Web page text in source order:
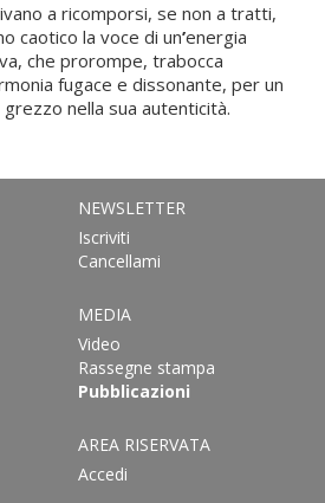
a ricomporsi, se non a tratti,
caotico la voce di un’energia
che prorompe, trabocca
fugace e dissonante, per un
nella sua autenticità.
NEWSLETTER
Iscriviti
Cancellami
MEDIA
Video
Rassegne stampa
Pubblicazioni
AREA RISERVATA
Accedi